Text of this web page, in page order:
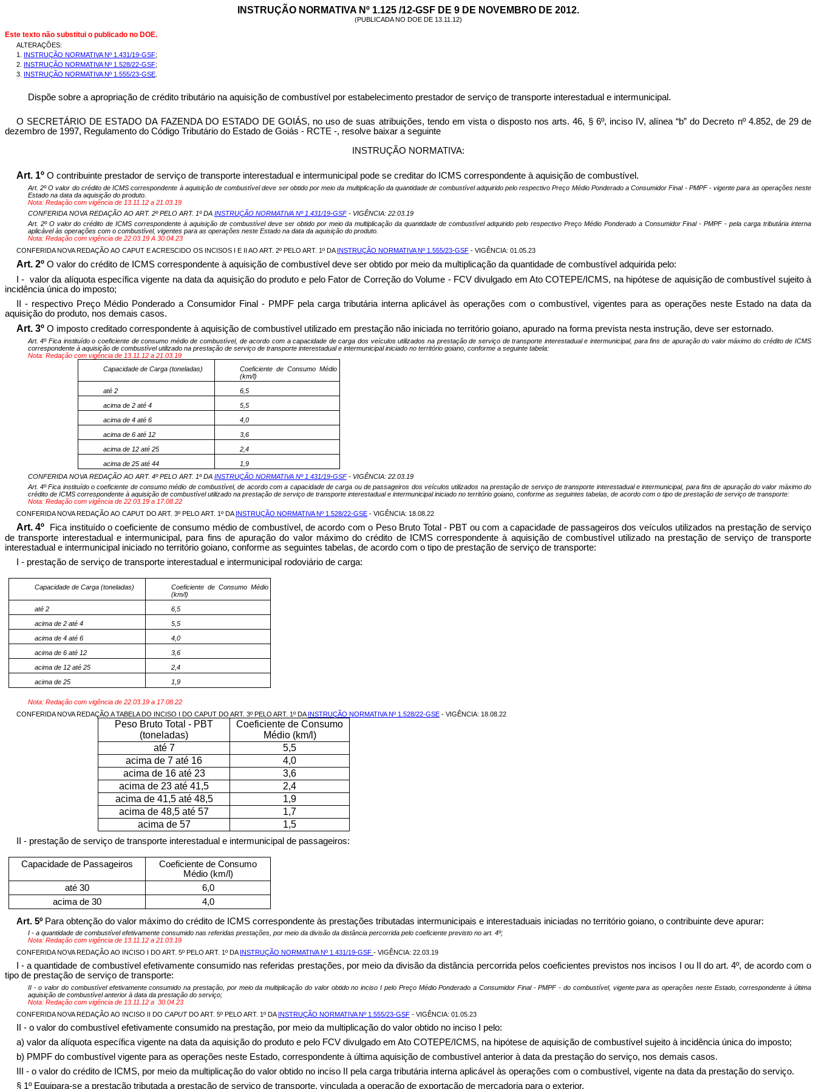
INSTRUÇÃO NORMATIVA Nº 1.125 /12-GSF DE 9 DE NOVEMBRO DE 2012.
(PUBLICADA NO DOE DE 13.11.12)
Este texto não substitui o publicado no DOE.
ALTERAÇÕES:
1. INSTRUÇÃO NORMATIVA Nº 1.431/19-GSF;
2. INSTRUÇÃO NORMATIVA Nº 1.528/22-GSF;
3. INSTRUÇÃO NORMATIVA Nº 1.555/23-GSE.
Dispõe sobre a apropriação de crédito tributário naaquisição de combustível por estabelecimento prestador de serviço de transporte interestadual e intermunicipal.
O SECRETÁRIO DE ESTADO DA FAZENDA DO ESTADO DE GOIÁS, no uso de suas atribuições, tendo em vista o disposto nos arts. 46, § 6º, inciso IV, alínea “b” do Decreto nº 4.852, de 29 de
dezembro de 1997, Regulamento do Código Tributário do Estado de Goiás - RCTE -, resolve baixar a seguinte
INSTRUÇÃO NORMATIVA:
Art. 1º O contribuinte prestador de serviço de transporte interestadual e intermunicipal pode se creditar do ICMS correspondente à aquisição de combustível.
Art. 2º O valor do crédito de ICMS correspondente à aquisição de combustível deve ser obtido por meio da multiplicação da quantidade de combustível adquirido pelo respectivo Preço Médio Ponderado a Consumidor Final - PMPF - vigente para as operações neste
Estado na data da aquisição do produto.
Nota: Redação com vigência de 13.11.12 a 21.03.19
CONFERIDA NOVA REDAÇÃO AO ART. 2º PELO ART. 1º DA INSTRUÇÃO NORMATIVA Nº 1.431/19-GSF- VIGÊNCIA: 22.03.19
Art. 2º O valor do crédito de ICMS correspondente à aquisição de combustível deve ser obtido por meio da multiplicação da quantidade de combustível adquirido pelo respectivo Preço Médio Ponderado a Consumidor Final - PMPF - pela carga tributária interna
aplicável às operações com o combustível, vigentes para as operações neste Estado na data da aquisição do produto.
Nota: Redação com vigência de 22.03.19 A 30.04.23
CONFERIDA NOVA REDAÇÃO AO CAPUT E ACRESCIDO OS INCISOS I E II AO ART. 2º PELO ART. 1º DA INSTRUÇÃO NORMATIVA Nº 1.555/23-GSF- VIGÊNCIA: 01.05.23
Art. 2º O valor do crédito de ICMS correspondente à aquisição de combustível deve ser obtido por meio da multiplicação da quantidade de combustível adquirida pelo:
I - valor da alíquota específica vigente na data da aquisição do produto e pelo Fator de Correção do Volume - FCV divulgado em Ato COTEPE/ICMS, na hipótese de aquisição de combustível sujeito à
incidência única do imposto;
II - respectivo Preço Médio Ponderado a Consumidor Final - PMPF pela carga tributária interna aplicável às operações com o combustível, vigentes para as operações neste Estado na data da
aquisição do produto, nos demais casos.
Art. 3º O imposto creditado correspondente à aquisição de combustível utilizado em prestação não iniciada no território goiano, apurado na forma prevista nesta instrução, deve ser estornado.
Art. 4º Fica instituído o coeficiente de consumo médio de combustível, de acordo com a capacidade de carga dos veículos utilizados na prestação de serviço de transporte interestadual e intermunicipal, para fins de apuração do valor máximo do crédito de ICMS
correspondente à aquisição de combustível utilizado na prestação de serviço de transporte interestadual e intermunicipal iniciado no território goiano, conforme a seguinte tabela:
Nota: Redação com vigência de 13.11.12 a 21.03.19
Capacidade de Carga (toneladas)
Coeficiente de Consumo Médio
(km/l)
até 2
6,5
acima de 2 até 4
5,5
acima de 4 até 6
4,0
acima de 6 até 12
3,6
acima de 12 até 25
2,4
acima de 25 até 44
1,9
CONFERIDA NOVA REDAÇÃO AO ART. 4º PELO ART. 1º DA INSTRUÇÃO NORMATIVA Nº 1.431/19-GSF- VIGÊNCIA: 22.03.19
Art. 4º Fica instituído o coeficiente de consumo médio de combustível, de acordo com a capacidade de carga ou de passageiros dos veículos utilizados na prestação de serviço de transporte interestadual e intermunicipal, para fins de apuração do valor máximo do
crédito de ICMS correspondente à aquisição de combustível utilizado na prestação de serviço de transporte interestadual e intermunicipal iniciado no território goiano, conforme as seguintes tabelas, de acordo com o tipo de prestação de serviço de transporte:
Nota: Redação com vigência de 22.03.19 a 17.08.22
CONFERIDA NOVA REDAÇÃO AO CAPUT DO ART. 3º PELO ART. 1º DA INSTRUÇÃO NORMATIVA Nº 1.528/22-GSE- VIGÊNCIA: 18.08.22
Art. 4º
Fica instituído o coeficiente de consumo médio de combustível, de acordo com o Peso Bruto Total - PBT ou com a capacidade de passageiros dos veículos utilizados na prestação de serviço
de transporte interestadual e intermunicipal, para fins de apuração do valor máximo do crédito de ICMS correspondente à aquisição de combustível utilizado na prestação de serviço de transporte
interestadual e intermunicipal iniciado no território goiano, conforme as seguintes tabelas, de acordo com o tipo de prestação de serviço de transporte:
I - prestação de serviço de transporte interestadual e intermunicipal rodoviário de carga:
Capacidade de Carga (toneladas)
Coeficiente de Consumo Médio
(km/l)
até 2
6,5
acima de 2 até 4
5,5
acima de 4 até 6
4,0
acima de 6 até 12
3,6
acima de 12 até 25
2,4
acima de 25
1,9
Nota: Redação com vigência de 22.03.19 a 17.08.22
CONFERIDA NOVA REDAÇÃO A TABELA DO INCISO I DO CAPUT DO ART. 3º PELO ART. 1º DA INSTRUÇÃO NORMATIVA Nº 1.528/22-GSE- VIGÊNCIA: 18.08.22
Peso Bruto Total - PBT
(toneladas)
Coeficiente de Consumo
Médio (km/l)
até 7
5,5
acima de 7 até 16
4,0
acima de 16 até 23
3,6
acima de 23 até 41,5
2,4
acima de 41,5 até 48,5
1,9
acima de 48,5 até 57
1,7
acima de 57
1,5
II - prestação de serviço de transporte interestadual e intermunicipal de passageiros:
Capacidade de Passageiros
Coeficiente de Consumo
Médio (km/l)
até 30
6,0
acima de 30
4,0
Art. 5º Para obtenção do valor máximo do crédito de ICMS correspondente às prestações tributadas intermunicipais e interestaduais iniciadas no território goiano, o contribuinte deve apurar:
I - a quantidade de combustível efetivamente consumido nas referidas prestações, por meio da divisão da distância percorrida pelo coeficiente previsto no art. 4º;
Nota: Redação com vigência de 13.11.12 a 21.03.19
CONFERIDA NOVA REDAÇÃO AO INCISO I DO ART. 5º PELO ART. 1º DA INSTRUÇÃO NORMATIVA Nº 1.431/19-GSF - VIGÊNCIA: 22.03.19
I - a quantidade de combustível efetivamente consumido nas referidas prestações, por meio da divisão da distância percorrida pelos coeficientes previstos nos incisos I ou II do art. 4º, de acordo com o
tipo de prestação de serviço de transporte:
II - o valor do combustível efetivamente consumido na prestação, por meio da multiplicação do valor obtido no inciso I pelo Preço Médio Ponderado a Consumidor Final - PMPF - do combustível, vigente para as operações neste Estado, correspondente à última
aquisição de combustível anterior à data da prestação do serviço;
Nota: Redação com vigência de 13.11.12 a 30.04.23
CONFERIDA NOVA REDAÇÃO AO INCISO II DO CAPUTDO ART. 5º PELO ART. 1º DA INSTRUÇÃO NORMATIVA Nº 1.555/23-GSF- VIGÊNCIA: 01.05.23
II - o valor do combustível efetivamente consumido na prestação, por meio da multiplicação do valor obtido no inciso I pelo:
a) valor da alíquota específica vigente na data da aquisição do produto e pelo FCV divulgado em Ato COTEPE/ICMS, na hipótese de aquisição de combustível sujeito à incidência única do imposto;
b) PMPF do combustível vigente para as operações neste Estado, correspondente à última aquisição de combustível anterior à data da prestação do serviço, nos demais casos.
III - o valor do crédito de ICMS, por meio da multiplicação do valor obtido no inciso II pela carga tributária interna aplicável às operações com o combustível, vigente na data da prestação do serviço.
§ 1º Equipara-se a prestação tributada a prestação de serviço de transporte, vinculada a operação de exportação de mercadoria para o exterior.